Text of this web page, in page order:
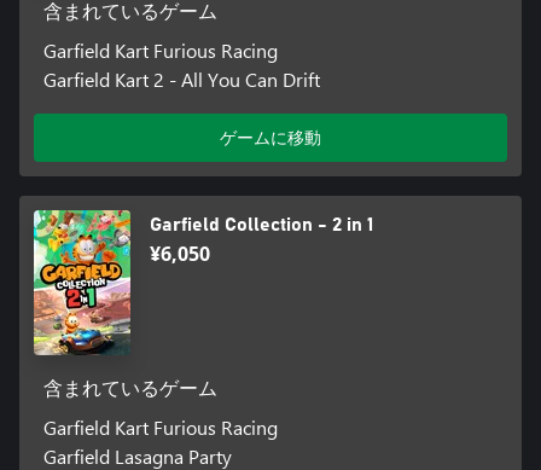
含まれているゲーム
Garfield Kart Furious Racing
Garfield Kart 2 - All You Can Drift
ゲームに移動
Garfield Collection - 2 in 1
¥6,050
含まれているゲーム
Garfield Kart Furious Racing
Garfield Lasagna Party